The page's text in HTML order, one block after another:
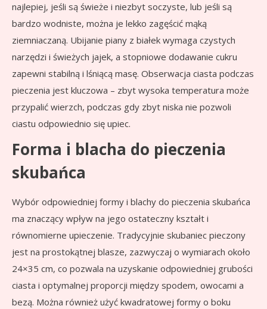
najlepiej, jeśli są świeże i niezbyt soczyste, lub jeśli są
bardzo wodniste, można je lekko zagęścić mąką
ziemniaczaną. Ubijanie piany z białek wymaga czystych
narzędzi i świeżych jajek, a stopniowe dodawanie cukru
zapewni stabilną i lśniącą masę. Obserwacja ciasta podczas
pieczenia jest kluczowa – zbyt wysoka temperatura może
przypalić wierzch, podczas gdy zbyt niska nie pozwoli
ciastu odpowiednio się upiec.
Forma i blacha do pieczenia
skubańca
Wybór odpowiedniej formy i blachy do pieczenia skubańca
ma znaczący wpływ na jego ostateczny kształt i
równomierne upieczenie. Tradycyjnie skubaniec pieczony
jest na prostokątnej blasze, zazwyczaj o wymiarach około
24×35 cm, co pozwala na uzyskanie odpowiedniej grubości
ciasta i optymalnej proporcji między spodem, owocami a
bezą. Można również użyć kwadratowej formy o boku